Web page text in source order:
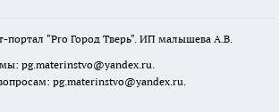
портал "Pro Город Тверь". ИП малышева А.В.
pg.materinstvo@yandex.ru.
pg.materinstvo@yandex.ru.